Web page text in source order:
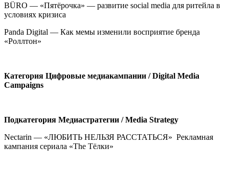
BÜRO — «Пятёрочка» — развитие social media для ритейла в
условиях кризиса
Panda Digital — Как мемы изменили восприятие бренда
«Роллтон»
Категория Цифровые медиакампании /Digital Media
Campaigns
Подкатегория Медиастратегии /Media Strategy
Nectarin — «ЛЮБИТЬ НЕЛЬЗЯ РАССТАТЬСЯ» Рекламная
кампания сериала «The Тёлки»